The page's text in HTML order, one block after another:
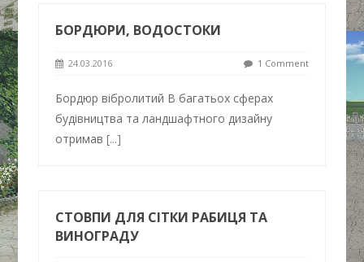
БОРДЮРИ, ВОДОСТОКИ
24.03.2016 1 Comment
Бордюр вібролитий В багатьох сферах
будівництва та ландшафтного дизайну
отримав[...]
СТОВПИ ДЛЯ СІТКИ РАБИЦЯ ТА
ВИНОГРАДУ